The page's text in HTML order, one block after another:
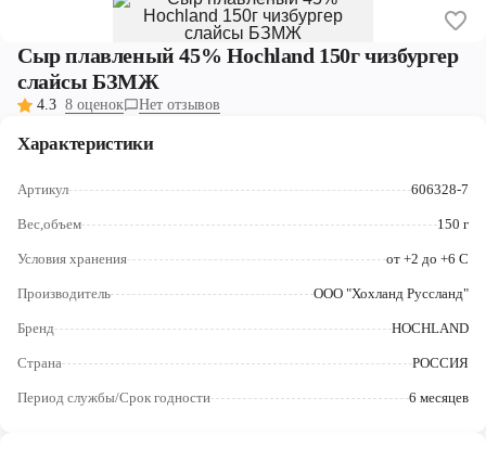
Коряжма
Котлас
Новодвинск
Рыбинск
Череповец
Ярославль
Сыр плавленый 45% Hochland 150г чизбургер
слайсы БЗМЖ
4.3 8 оценок Нет отзывов
Характеристики
Артикул 606328-7
Вес,объем 150 г
Условия хранения от +2 до +6 С
Производитель ООО "Хохланд Руссланд"
Бренд HOCHLAND
Страна РОССИЯ
Период службы/Срок годности 6 месяцев